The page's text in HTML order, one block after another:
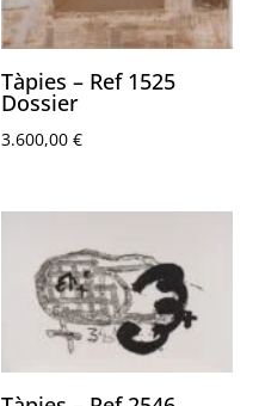
Tàpies – Ref 1525
Dossier
3.600,00€